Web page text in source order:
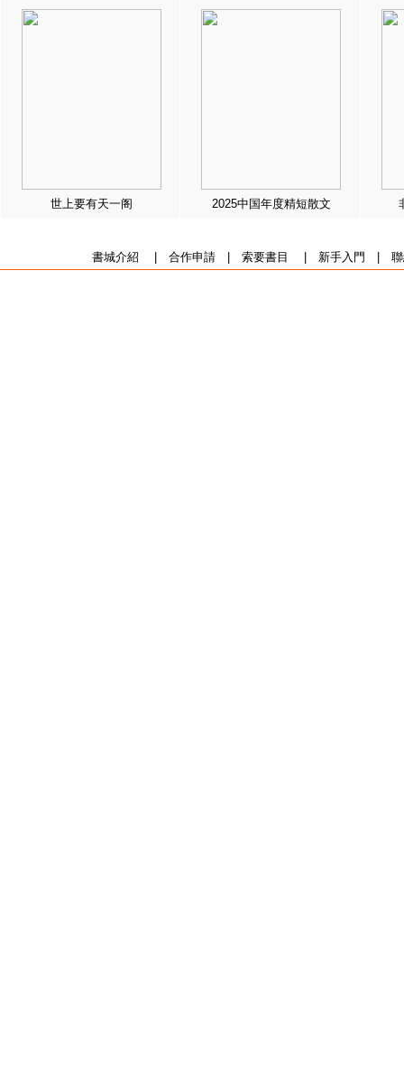
世上要有天一阁 2025中国年度精短散文
書城介紹 合作申請| 索要書目 新手入門